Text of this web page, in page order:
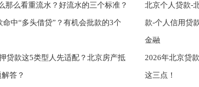
那么看重流水？好流水的三个标准？
中“多头借贷”？有机会批款的3个
贷款这5类型人先适配？北京房产抵
答？
北京个人贷款-
款-个人信用贷
金融
2026年北京贷
这三点！